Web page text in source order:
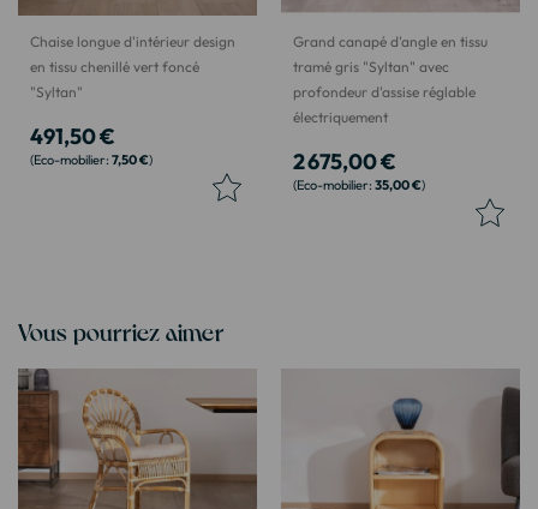
Chaise longue d'intérieur design
en tissu chenillé vert foncé
"Syltan"
491,50 €
7,50 €
Grand canapé d'angle en tissu
tramé gris "Syltan" avec
profondeur d'assise réglable
électriquement
2 675,00 €
35,00 €
Vous pourriez aimer